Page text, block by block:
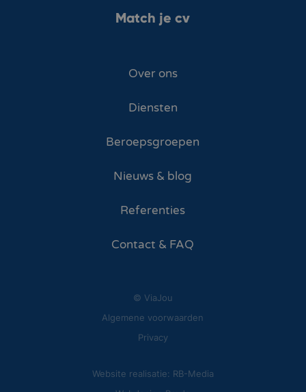
Match je cv
Over ons
Diensten
Beroepsgroepen
Nieuws & blog
Referenties
Contact & FAQ
© ViaJou
Algemene voorwaarden
Privacy
Website realisatie: RB-Media